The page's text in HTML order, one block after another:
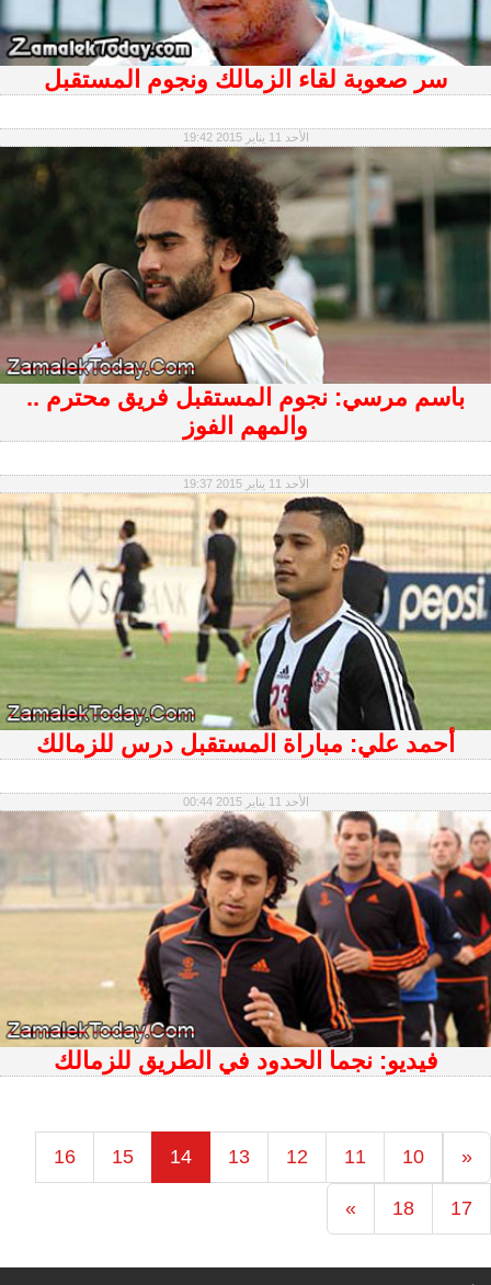
سر صعوبة لقاء الزمالك ونجوم المستقبل
الأحد 11 يناير 2015 19:42
باسم مرسي: نجوم المستقبل فريق محترم ..
والمهم الفوز
الأحد 11 يناير 2015 19:37
أحمد علي: مباراة المستقبل درس للزمالك
الأحد 11 يناير 2015 00:44
فيديو: نجما الحدود في الطريق للزمالك
«
10
11
12
13
14
15
16
17
18
»